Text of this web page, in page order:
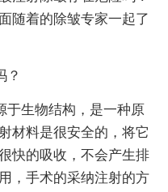
随着的除皱专家一起了
？
生物结构，是一种原
材料是很安全的，将它
快的吸收，不会产生排
，手术的采纳注射的方